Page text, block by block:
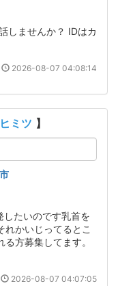
しませんか？ IDはカ
2026-08-07 04:08:14
ヒミツ 】
たいのです乳首を
かいじってるとこ
方募集してます。
2026-08-07 04:07:05